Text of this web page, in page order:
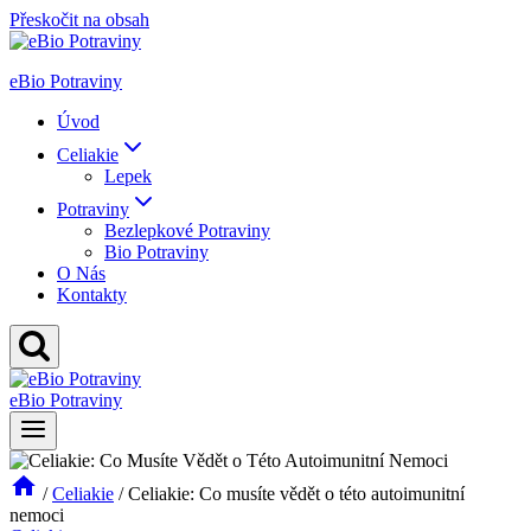
Přeskočit na obsah
eBio Potraviny
Úvod
Celiakie
Lepek
Potraviny
Bezlepkové Potraviny
Bio Potraviny
O Nás
Kontakty
eBio Potraviny
/ Celiakie / Celiakie: Co musíte vědět o této autoimunitní
nemoci